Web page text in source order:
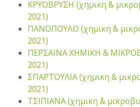
ΚΡΥΟΒΡΥΣΗ (χημικη &
2021)
ΠΑΝΟΠΟΥΛΟ (χημικη &
2021)
ΠΕΡΣΑΙΝΑ ΧΗΜΙΚΗ &
2021)
ΣΠΑΡΤΟΥΛΙΑ (χημικη &
2021)
ΤΣΙΠΙΑΝΑ (χημικη &